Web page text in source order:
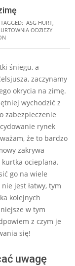
TAGGED: ASG HURT
ODZIEZY
śniegu, a
zaczynamy
okrycia na zimę.
wychodzić z
zabezpieczenie
rynek
że to bardzo
zakrywa
kurtka ocieplana.
go na wiele
jest łatwy, tym
kolejnych
w tym
z czym je
się!
uwagę